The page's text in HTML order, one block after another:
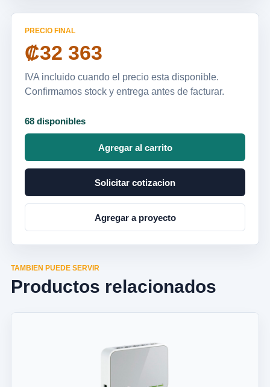
PRECIO FINAL
₡32 363
IVA incluido cuando el precio esta disponible.
Confirmamos stock y entrega antes de facturar.
68 disponibles
Agregar al carrito
Solicitar cotizacion
Agregar a proyecto
TAMBIEN PUEDE SERVIR
Productos relacionados